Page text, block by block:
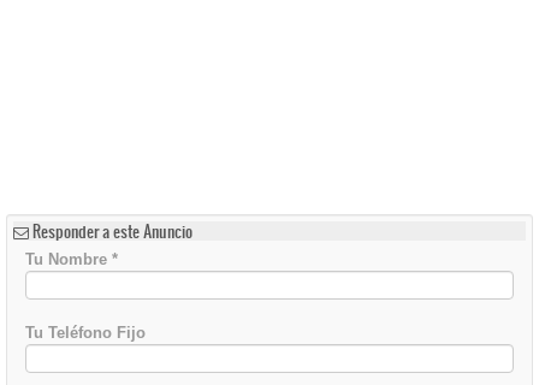
Responder a este Anuncio
Tu Nombre *
Tu Teléfono Fijo